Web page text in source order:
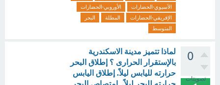
الآسيوي-الحضارات
الأوروبي-الحضارات
الإفريقي-الحضارات
المطلة
البحر
المتوسط
0
تصويتات
لماذا تتميز مدينة الاسكندرية
بالإستقرار الحرارى ؟ إطلاق البحر
حرارته لليابس ليلاً. إطلاق اليابس